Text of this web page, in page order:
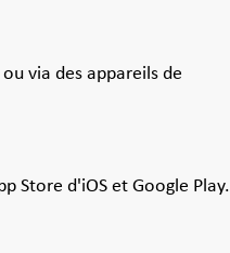
via des appareils de
Store d'iOS et Google Play.